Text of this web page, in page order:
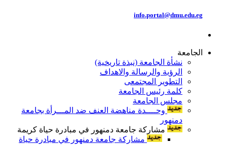
info.portal@dmu.edu.eg
الجامعة
نشأة الجامعة (نبذة تاريخية)
الرؤية والرسالة والاهداف
التطوير المجتمعى
كلمة رئيس الجامعة
مجلس الجامعة
وحــــدة مناهضة العنف ضد المـــرأة بجامعة
دمنهور
مشاركة جامعة دمنهور في مبادرة حياة كريمة
مشاركة جامعة دمنهور في مبادرة حياة